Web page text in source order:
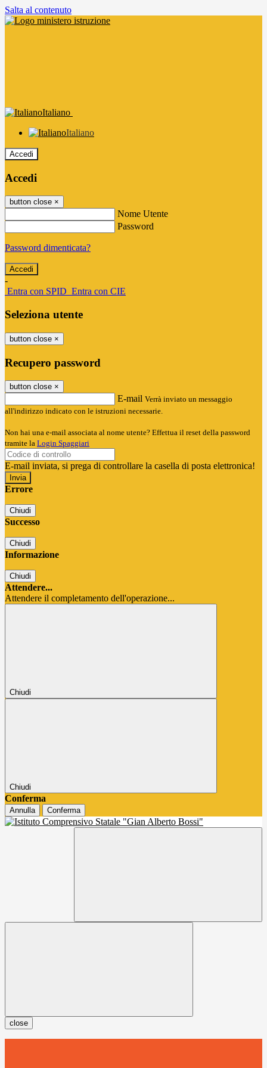
Salta al contenuto
Italiano
Italiano
Accedi
Accedi
button close ×
Nome Utente
Password
Password dimenticata?
-
Entra con SPID Entra con CIE
Seleziona utente
button close ×
Recupero password
button close ×
E-mail Verrà inviato un messaggio
all'indirizzo indicato con le istruzioni necessarie.
Non hai una e-mail associata al nome utente? Effettua il reset della password
tramite la Login Spaggiari
E-mail inviata, si prega di controllare la casella di posta elettronica!
Errore
Chiudi
Successo
Chiudi
Informazione
Chiudi
Attendere...
Attendere il completamento dell'operazione...
Chiudi
Chiudi
Conferma
Annulla Conferma
close